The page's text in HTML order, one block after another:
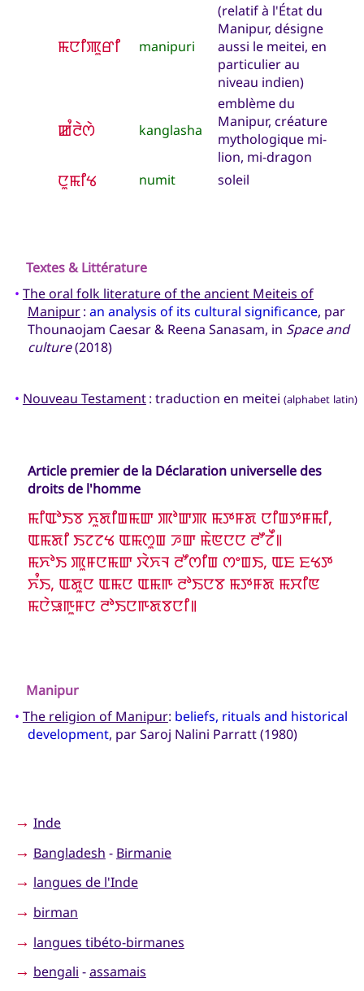
ꯃꯅꯤꯄꯨꯔꯤ manipuri
(relatif à l'État du
Manipur, désigne
aussi le meitei, en
particulier au
niveau indien)
ꯀꯪꯂꯥꯁꯥ kanglasha
emblème du
Manipur, créature
mythologique mi-
lion, mi-dragon
ꯅꯨꯃꯤꯠ numit soleil
Textes & Littérature
• The oral folk literature of the ancient Meiteis of
Manipur: an analysis of its cultural significance, par
Thounaojam Caesar & Reena Sanasam, in Space and
culture(2018)
• Nouveau Testament: traduction en meitei (alphabet latin)
Article premier de la Déclaration universelle des
droits de l'homme
ꯃꯤꯑꯣꯏꯕ ꯈꯨꯗꯤꯡꯃꯛ ꯄꯣꯛꯄ ꯃꯇꯝꯗ ꯅꯤꯡꯇꯝꯃꯤ,
ꯑꯃꯗꯤ ꯏꯖꯖꯠ ꯑꯃꯁꯨꯡ ꯍꯛ ꯃꯥꯟꯅꯅ ꯂꯧꯖꯩ꯫
ꯃꯈꯣꯏ ꯄꯨꯝꯅꯃꯛ ꯋꯥꯈꯜ ꯂꯧꯁꯤꯡ ꯁꯦꯡꯏ, ꯑꯐ ꯐꯠꯇ
ꯈꯪꯏ, ꯑꯗꯨꯅ ꯑꯃꯅ ꯑꯃꯒ ꯂꯣꯏꯅꯕ ꯃꯇꯝꯗ ꯃꯆꯤꯟ
ꯃꯅꯥꯎꯒꯨꯝꯅ ꯂꯣꯏꯅꯒꯗꯕꯅꯤ꯫
Manipur
• The religion of Manipur: beliefs, rituals and historical
development, par Saroj Nalini Parratt (1980)
→ Inde
→ Bangladesh - Birmanie
→ langues de l'Inde
→ birman
→ langues tibéto-birmanes
→ bengali -assamais